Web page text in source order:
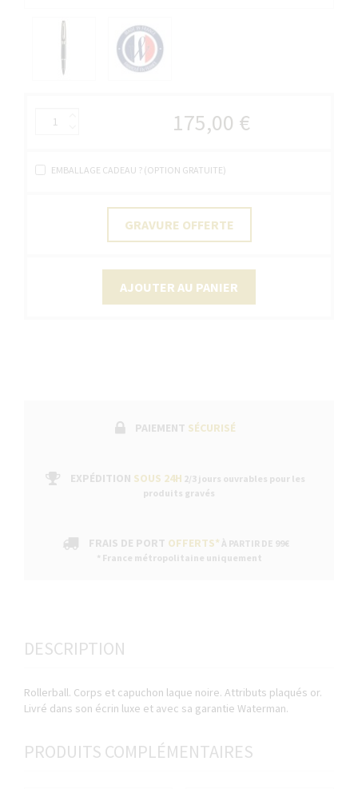
175,00 €
EMBALLAGE CADEAU ? (OPTION GRATUITE)
GRAVURE OFFERTE
AJOUTER AU PANIER
PAIEMENT SÉCURISÉ
EXPÉDITION SOUS 24H 2/3 jours ouvrables pour les
produits gravés
FRAIS DE PORT OFFERTS* À PARTIR DE 99€
* France métropolitaine uniquement
DESCRIPTION
Rollerball. Corps et capuchon laque noire. Attributs plaqués or.
Livré dans son écrin luxe et avec sa garantie Waterman.
PRODUITS COMPLÉMENTAIRES